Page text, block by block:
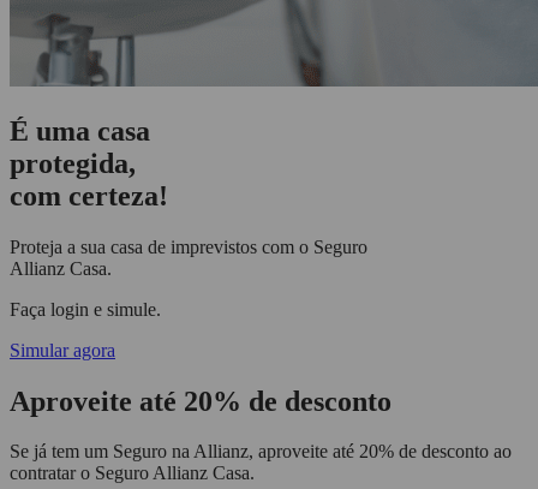
É uma casa
protegida,
com certeza!
Proteja a sua casa de imprevistos com o Seguro
Allianz Casa.
Faça login e simule.
Simular agora
Aproveite até 20% de desconto
Se já tem um Seguro na Allianz, aproveite até 20% de desconto ao
contratar o Seguro Allianz Casa.